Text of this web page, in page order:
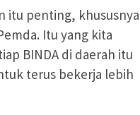
itu penting, khususnya
Itu yang kita
BINDA di daerah itu
terus bekerja lebih